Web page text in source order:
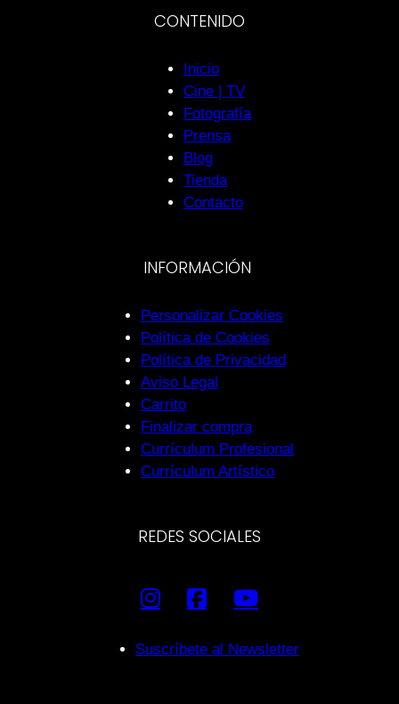
CONTENIDO
Inicio
Cine | TV
Fotografía
Prensa
Blog
Tienda
Contacto
INFORMACIÓN
Personalizar Cookies
Política de Cookies
Política de Privacidad
Aviso Legal
Carrito
Finalizar compra
Currículum Profesional
Currículum Artístico
REDES SOCIALES
Suscríbete al Newsletter